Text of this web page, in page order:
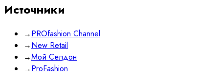
Источники
→PROfashion Channel
→New Retail
→Мой Селдон
→ProFashion